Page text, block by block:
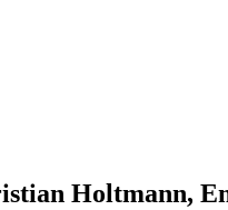
Holtmann,